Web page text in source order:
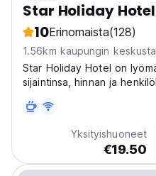
Star Holiday Hotel
10Erinomaista(128)
1.56km kaupungin
Star Holiday Hotel on
sijaintinsa, hinnan ja
(huhtikuu 2014): huoneet,
Yksityishuoneet
€19.50